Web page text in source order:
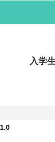
入学
1.0